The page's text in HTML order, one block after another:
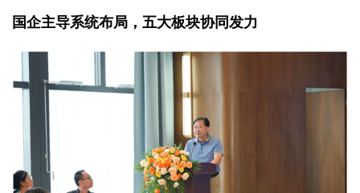
国企主导系统布局，五大板块协同发力